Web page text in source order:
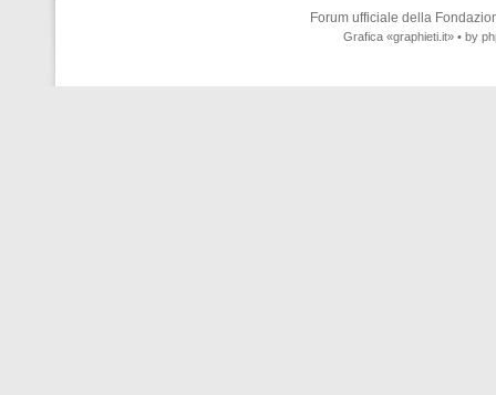
Forum ufficiale della
Grafica «graphieti.it» • by